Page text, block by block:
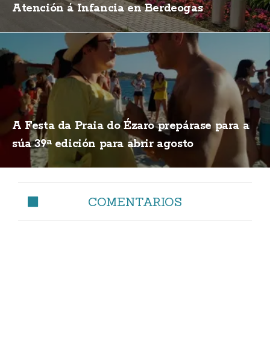
Atención á Infancia en Berdeogas
A Festa da Praia do Ézaro prepárase para a
súa 39ª edición para abrir agosto
COMENTARIOS